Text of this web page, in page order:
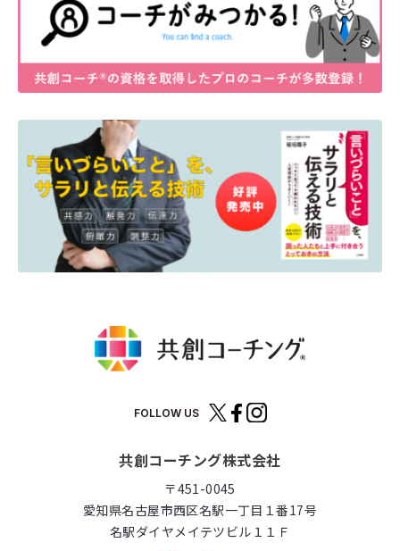
FOLLOW US
共創コーチング株式会社
〒451-0045
愛知県名古屋市西区名駅一丁目１番17号
名駅ダイヤメイテツビル１１Ｆ